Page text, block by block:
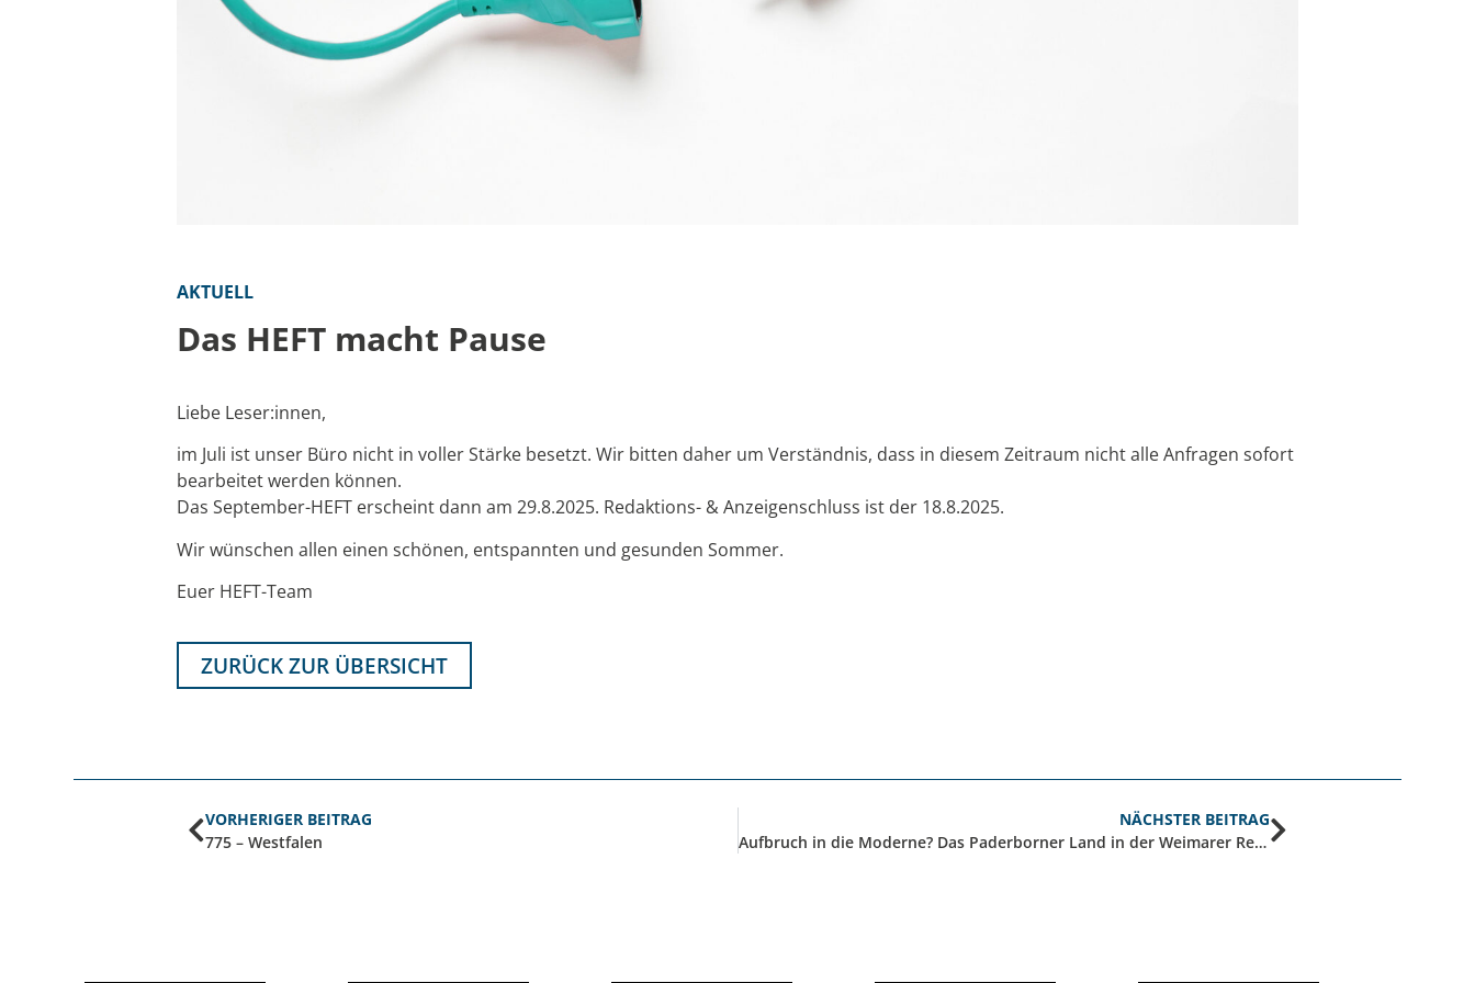
AKTUELL
Das HEFT macht Pause
Liebe Leser:innen,
im Juli ist unser Büro nicht in voller Stärke besetzt. Wir bitten daher um Verständnis, dass in diesem Zeitraum nicht alle Anfragen sofort
bearbeitet werden können.
Das September-HEFT erscheint dann am 29.8.2025. Redaktions- & Anzeigenschluss ist der 18.8.2025.
Wir wünschen allen einen schönen, entspannten und gesunden Sommer.
Euer HEFT-Team
ZURÜCK ZUR ÜBERSICHT
VORHERIGER BEITRAG
775 – Westfalen
NÄCHSTER BEITRAG
Aufbruch in die Moderne? Das Paderborner Land in der Weimarer Republik